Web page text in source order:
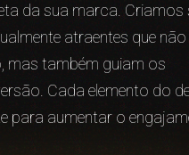
da sua marca. Criamos
atraentes que não
mas também guiam os
Cada elemento do
para aumentar o